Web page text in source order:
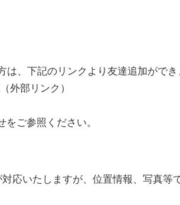
は、下記のリンクより友達追加がで
（外部リンク）
ご参照ください。
応いたしますが、位置情報、写真